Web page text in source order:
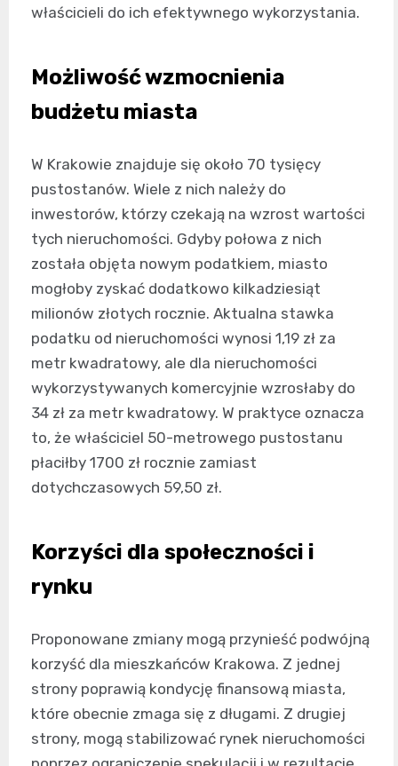
właścicieli do ich efektywnego wykorzystania.
Możliwość wzmocnienia
budżetu miasta
W Krakowie znajduje się około 70 tysięcy
pustostanów. Wiele z nich należy do
inwestorów, którzy czekają na wzrost wartości
tych nieruchomości. Gdyby połowa z nich
została objęta nowym podatkiem, miasto
mogłoby zyskać dodatkowo kilkadziesiąt
milionów złotych rocznie. Aktualna stawka
podatku od nieruchomości wynosi 1,19 zł za
metr kwadratowy, ale dla nieruchomości
wykorzystywanych komercyjnie wzrosłaby do
34 zł za metr kwadratowy. W praktyce oznacza
to, że właściciel 50-metrowego pustostanu
płaciłby 1700 zł rocznie zamiast
dotychczasowych 59,50 zł.
Korzyści dla społeczności i
rynku
Proponowane zmiany mogą przynieść podwójną
korzyść dla mieszkańców Krakowa. Z jednej
strony poprawią kondycję finansową miasta,
które obecnie zmaga się z długami. Z drugiej
strony, mogą stabilizować rynek nieruchomości